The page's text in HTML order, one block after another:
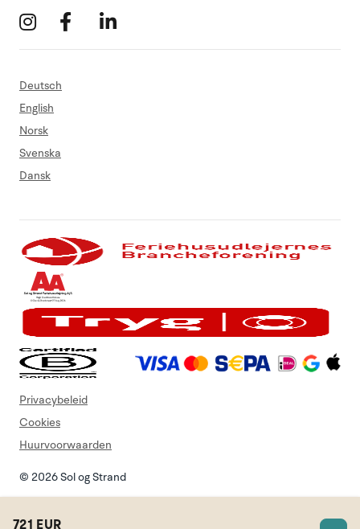
721 EUR
Deutsch
English
Norsk
Svenska
Dansk
© 2026 Sol og Strand
Privacybeleid
Cookies
Huurvoorwaarden